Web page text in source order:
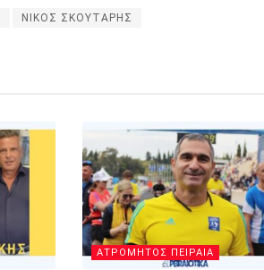
ΝΙΚΟΣ ΣΚΟΥΤΑΡΗΣ
ΑΤΡΟΜΗΤΟΣ ΠΕΙΡΑΙΑ